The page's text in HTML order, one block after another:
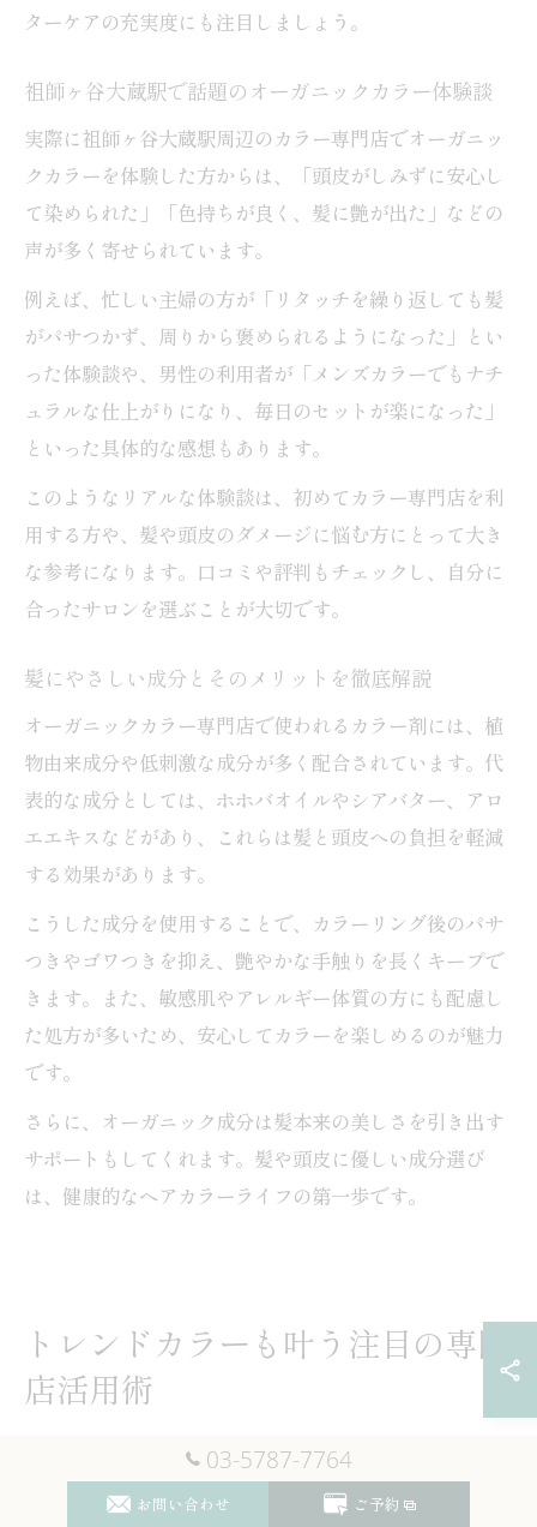
ターケアの充実度にも注目しましょう。
祖師ヶ谷大蔵駅で話題のオーガニックカラー体験談
実際に祖師ヶ谷大蔵駅周辺のカラー専門店でオーガニッ
クカラーを体験した方からは、「頭皮がしみずに安心し
て染められた」「色持ちが良く、髪に艶が出た」などの
声が多く寄せられています。
例えば、忙しい主婦の方が「リタッチを繰り返しても髪
がパサつかず、周りから褒められるようになった」とい
った体験談や、男性の利用者が「メンズカラーでもナチ
ュラルな仕上がりになり、毎日のセットが楽になった」
といった具体的な感想もあります。
このようなリアルな体験談は、初めてカラー専門店を利
用する方や、髪や頭皮のダメージに悩む方にとって大き
な参考になります。口コミや評判もチェックし、自分に
合ったサロンを選ぶことが大切です。
髪にやさしい成分とそのメリットを徹底解説
オーガニックカラー専門店で使われるカラー剤には、植
物由来成分や低刺激な成分が多く配合されています。代
表的な成分としては、ホホバオイルやシアバター、アロ
エエキスなどがあり、これらは髪と頭皮への負担を軽減
する効果があります。
こうした成分を使用することで、カラーリング後のパサ
つきやゴワつきを抑え、艶やかな手触りを長くキープで
きます。また、敏感肌やアレルギー体質の方にも配慮し
た処方が多いため、安心してカラーを楽しめるのが魅力
です。
さらに、オーガニック成分は髪本来の美しさを引き出す
サポートもしてくれます。髪や頭皮に優しい成分選び
は、健康的なヘアカラーライフの第一歩です。
トレンドカラーも叶う注目の専門
店活用術
カラー専門店で取り入れる最新トレンドの提案
祖師ヶ谷大蔵駅周辺のカラー専門店では、常に最新のト
03-5787-7764
お問い合わせ ご予約